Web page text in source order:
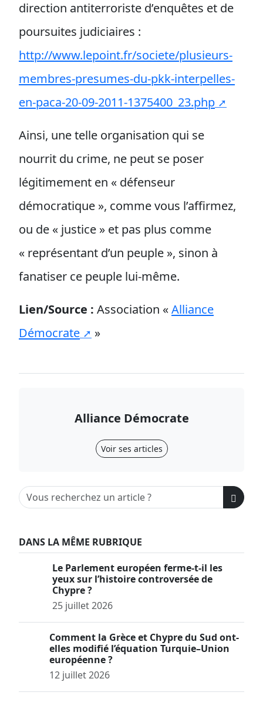
direction antiterroriste d’enquêtes et de
poursuites judiciaires :
http://www.lepoint.fr/societe/plusieurs-
membres-presumes-du-pkk-interpelles-
en-paca-20-09-2011-1375400_23.php
Ainsi, une telle organisation qui se
nourrit du crime, ne peut se poser
légitimement en « défenseur
démocratique », comme vous l’affirmez,
ou de « justice » et pas plus comme
« représentant d’un peuple », sinon à
fanatiser ce peuple lui-même.
Lien/Source : Association «Alliance
Démocrate
»
Alliance Démocrate
Voir ses articles
DANS LA MÊME RUBRIQUE
Le Parlement européen ferme-t-il les
yeux sur l’histoire controversée de
Chypre ?
25 juillet 2026
Comment la Grèce et Chypre du Sud ont-
elles modifié l’équation Turquie–Union
européenne ?
12 juillet 2026